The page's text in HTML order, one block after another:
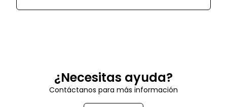
¿Necesitas ayuda?
Contáctanos para más información